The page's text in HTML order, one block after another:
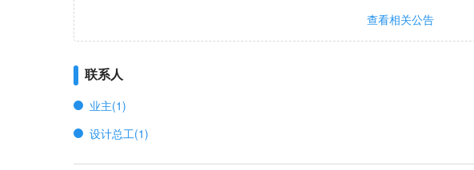
查看相关公告
联系人
业主(1)
设计总工(1)